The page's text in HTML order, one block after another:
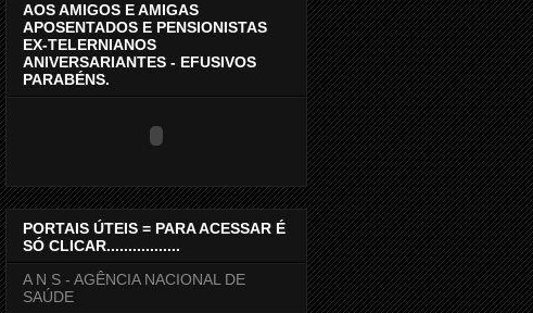
AOS AMIGOS E AMIGAS
APOSENTADOS E PENSIONISTAS
EX-TELERNIANOS
ANIVERSARIANTES - EFUSIVOS
PARABÉNS.
PORTAIS ÚTEIS = PARA ACESSAR É
SÓ CLICAR.................
A N S - AGÊNCIA NACIONAL DE
SAÚDE